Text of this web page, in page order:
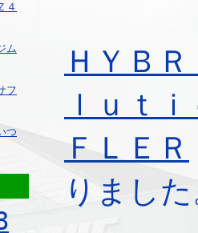
４
ム
フ
つ
ＨＹＢ
ｌｕｔ
ＦＬＥＲ
りまし